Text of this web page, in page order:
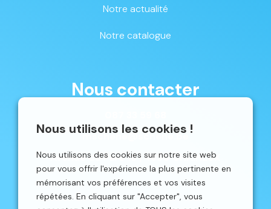
Nous utilisons les cookies !
Nous utilisons des cookies sur notre site web
pour vous offrir l'expérience la plus pertinente en
mémorisant vos préférences et vos visites
répétées. En cliquant sur "Accepter", vous
Notre actualité
Notre catalogue
Nous contacter
mschene@schene.be
Avenue du Parc 16 | 4650 CHAINEUX